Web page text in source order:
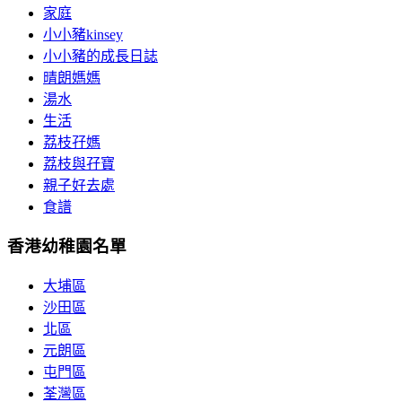
家庭
小小豬kinsey
小小豬的成長日誌
晴朗媽媽
湯水
生活
荔枝孖媽
荔枝與孖寶
親子好去處
食譜
香港幼稚園名單
大埔區
沙田區
北區
元朗區
屯門區
荃灣區